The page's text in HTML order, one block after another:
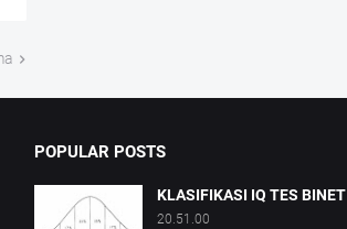
POPULAR POSTS
KLASIFIKASI IQ TES BINET
20.51.00